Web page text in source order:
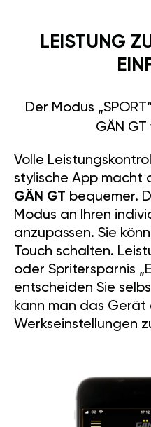
LEISTUNG
Der Modus
GÄN
Volle
stylische App macht
GÄN GT bequemer.
Modus an Ihren
anzupassen. Sie
Touch schalten.
oder Spritersparnis
entscheiden Sie
kann man das
Werkseinstellungen